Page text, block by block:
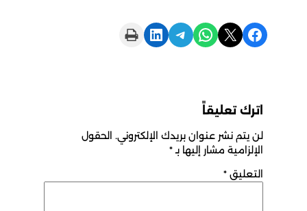
Share on X
Share on WhatsApp
Share on Telegram
Share on LinkedIn
Print this Page
اترك تعليقاً
لن يتم نشر عنوان بريدك الإلكتروني. الحقول
الإلزامية مشار إليها بـ*
*